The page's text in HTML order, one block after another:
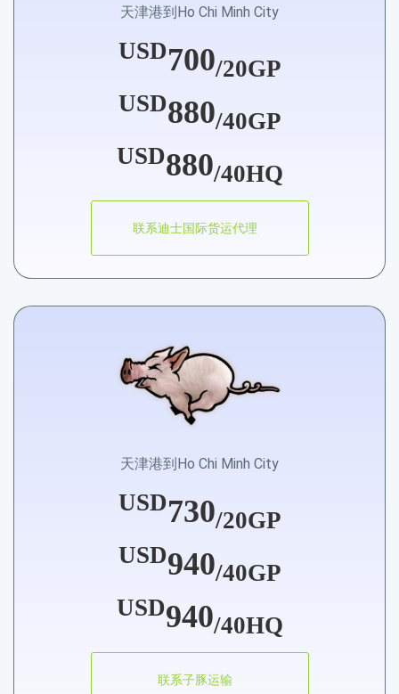
天津港到Ho Chi Minh City
USD700/20GP
USD880/40GP
USD880/40HQ
联系迪士国际货运代理
天津港到Ho Chi Minh City
USD730/20GP
USD940/40GP
USD940/40HQ
联系子豚运输